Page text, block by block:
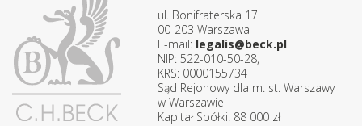
ul. Bonifraterska 17
00-203 Warszawa
E-mail: legalis@beck.pl
NIP: 522-010-50-28,
KRS: 0000155734
Sąd Rejonowy dla m. st. Warszawy
w Warszawie
Kapitał Spółki: 88 000 zł